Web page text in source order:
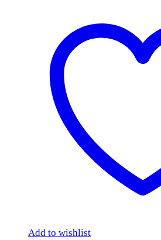
Add to wishlist